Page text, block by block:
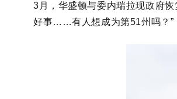
3 月， 华盛顿与委内瑞拉现政府恢
好事……有人想成为第51州吗？”